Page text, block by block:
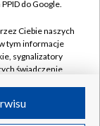
do Google.
Ciebie naszych
tym informacje
sygnalizatory
świadczenie